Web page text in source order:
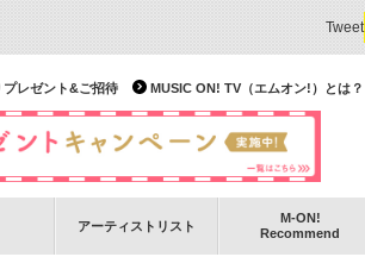
Tweet
MUSIC ON! TV（エムオン!）とは？
プレゼント&ご招待
アーティストリスト
M-ON!
Recommend